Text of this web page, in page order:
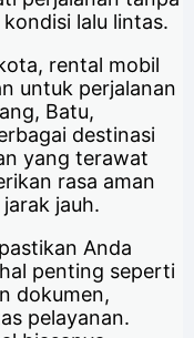
lalu lintas.
rental mobil
untuk perjalanan
Batu,
destinasi
yang terawat
rasa aman
jauh.
Anda
penting seperti
dokumen,
pelayanan.